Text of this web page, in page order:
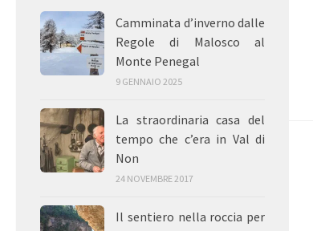
Camminata d’inverno dalle
Regole di Malosco al
Monte Penegal
9 GENNAIO 2025
La straordinaria casa del
tempo che c’era in Val di
Non
24 NOVEMBRE 2017
Il sentiero nella roccia per